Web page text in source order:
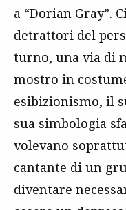
a “Dorian Gray”.
detrattori del
turno, una via di
mostro in
esibizionismo, il
sua simbologia
volevano
cantante di un
diventare